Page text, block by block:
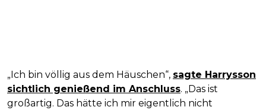
„Ich bin völlig aus dem Häuschen“, sagte Harrysson
sichtlich genießend im Anschluss. „Das ist
großartig. Das hätte ich mir eigentlich nicht